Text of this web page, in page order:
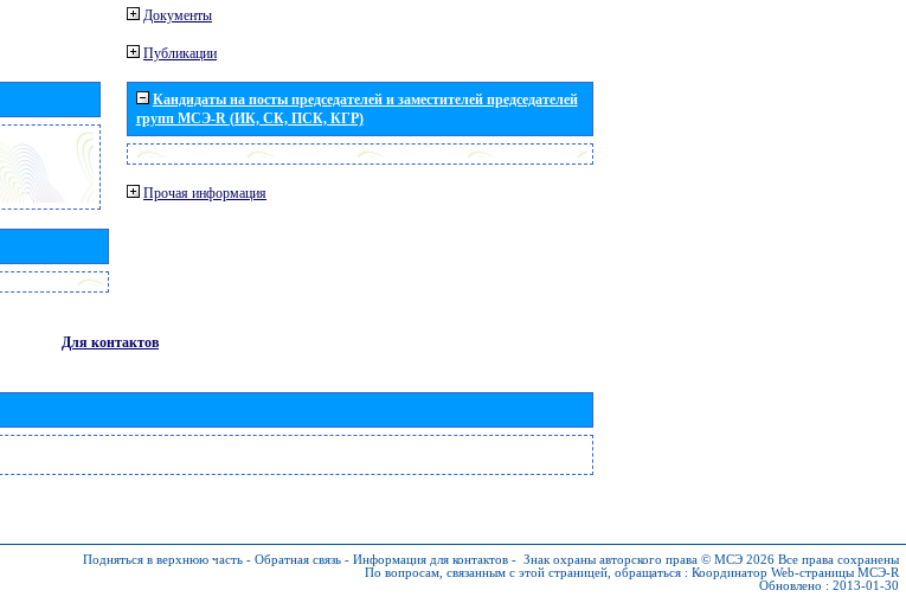
Документы
Публикации
Кандидаты на посты председателей и заместителей председателей
групп МСЭ-R (ИК, СК, ПСК, КГР)
Прочая информация
Для контактов
Подняться в верхнюю часть - Обратная связь - Информация для контактов - Знак охраны авторского права © МСЭ 2026 Все права сохранены
По вопросам, связанным с этой страницей, обращаться : Координатор Web-страницы МСЭ-R
Обновлено : 2013-01-30